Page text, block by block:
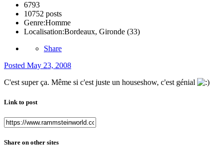
6793
10752 posts
Genre:Homme
Localisation:Bordeaux, Gironde (33)
Share
Posted May 23, 2008
C'est super ça. Même si c'est juste un houseshow, c'est génial
Link to post
Share on other sites